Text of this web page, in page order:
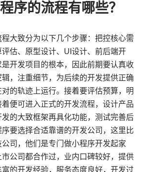
序的流程有哪些？
大致分为以下几个步骤：把控核心需
估、原型设计、UI设计、前后端开
开发项目的根本，因此前期要认真收
，注重细节，为后续的开发提供正确
的轨迹上运行。接着要评估预算，明
便可进入正式的开发流程，设计产品
的大致框架再具化功能，测试完善后
要选择合适靠谱的开发公司，这里比
司，他们是专门做小程序开发起家
公司都合作过，业内口碑较好，提供
的开发经验，服务态度良好，开发过